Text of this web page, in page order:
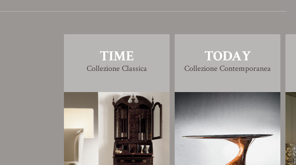
TIME
Collezione Classica
TODAY
Collezione Contemporanea